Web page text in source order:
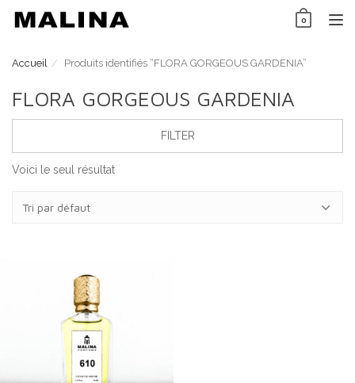
0
Accueil Produits identifiés “FLORA GORGEOUS GARDENIA”
FLORA GORGEOUS GARDENIA
FILTER
Voici le seul résultat